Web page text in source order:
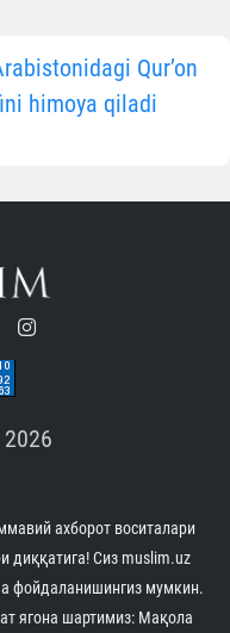
Qur’on
himoya qiladi
ахборот воситалари
диққатига! Сиз muslim.uz
фойдаланишингиз мумкин.
ягона шартимиз: Мақола